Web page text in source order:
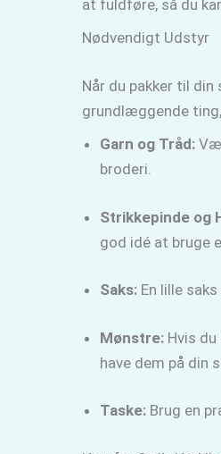
at fuldføre, så du
Nødvendigt Udstyr
Når du pakker til
grundlæggende
Garn og Tråd:
broderi.
Strikkepinde og
god idé at bruge
Saks:En lille saks
Mønstre:Hvis du
have dem på din
Taske:Brug en